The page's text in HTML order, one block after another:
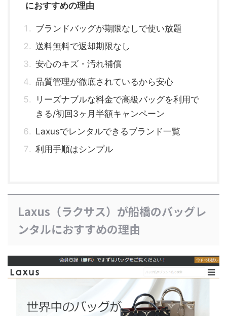
におすすめの理由
ブランドバッグが期限なしで使い放題
送料無料で返却期限なし
安心のキズ・汚れ補償
品質管理が徹底されているから安心
リーズナブルな料金で高級バッグを利用で
きる/初回3ヶ月半額キャンペーン
Laxusでレンタルできるブランド一覧
利用手順はシンプル
Laxus（ラクサス）が船橋のバッグレ
ンタルにおすすめの理由